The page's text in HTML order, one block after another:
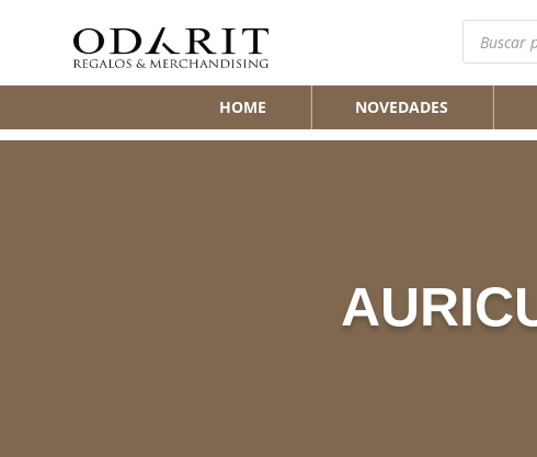
Búsqueda
productos
HOME NOVEDADES